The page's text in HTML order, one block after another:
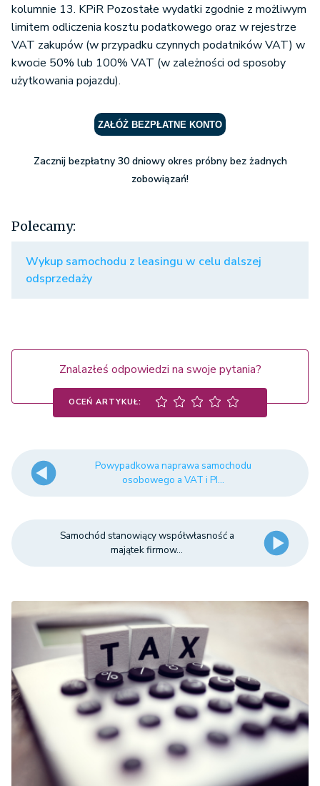
kolumnie 13. KPiR Pozostałe wydatki zgodnie z możliwym
limitem odliczenia kosztu podatkowego oraz w rejestrze
VAT zakupów (w przypadku czynnych podatników VAT) w
kwocie 50% lub 100% VAT (w zależności od sposoby
użytkowania pojazdu).
ZAŁÓŻ BEZPŁATNE KONTO
Zacznij bezpłatny 30 dniowy okres próbny bez żadnych
zobowiązań!
Polecamy:
Wykup samochodu z leasingu w celu dalszej
odsprzedaży
Znalazłeś odpowiedzi na swoje pytania?
OCEŃ ARTYKUŁ:
Powypadkowa naprawa samochodu
osobowego a VAT i PI...
Samochód stanowiący współwłasność a
majątek firmow...